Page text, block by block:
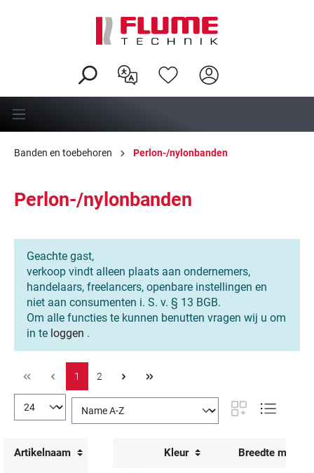
Banden en toebehoren Perlon-/nylonbanden
Perlon-/nylonbanden
Geachte gast,
verkoop vindt alleen plaats aan ondernemers,
handelaars, freelancers, openbare instellingen en
niet aan consumenten i. S. v. § 13 BGB.
Om alle functies te kunnen benutten vragen wij u om
in te loggen .
1 2
Artikelnaam Kleur Breedte mm